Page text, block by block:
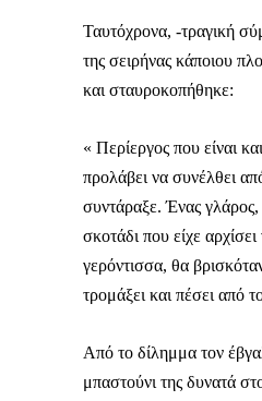
Ταυτόχρονα, -τραγική
της σειρήνας κάποιου
και σταυροκοπήθηκε:
« Περίεργος που είναι
προλάβει να συνέλθει
συντάραξε. Ένας
σκοτάδι που είχε
γερόντισσα, θα
τρομάξει και πέσει από
Από το δίλημμα τον
μπαστούνι της δυνατά